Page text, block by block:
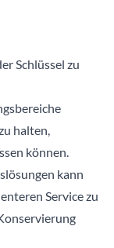
Schlüssel zu
halten,
können.
kann
Service zu